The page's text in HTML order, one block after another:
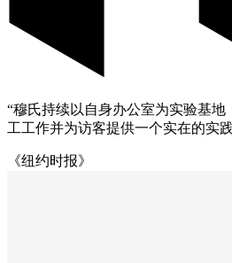
“穆氏持续以自身办公室为实验基地
工工作并为访客提供一个实在的实
《纽约时报》